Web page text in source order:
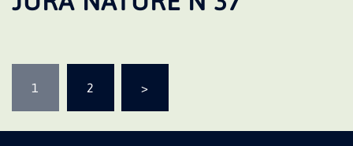
des
publications
1 2 >